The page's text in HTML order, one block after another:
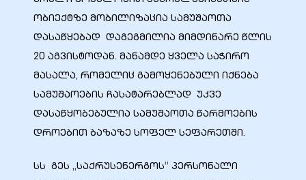
ობიექტზე მობილიზაცია სამუშაოთა
დასაწყებად დაგეგმილია მიმდინარე წლის
20 აგვისტოდან. მანამდე ყველა საჭირო
მასალა, რომელიც გამოყენებული იქნება
სამუშაოების ჩასატარებლად უკვე
დასაწყობებულია სამუშაოთა წარმოების
დროებით ბაზაზე სოფელ სეფარეთში.
სს გეს „საქრუსენერგოს“ პერსონალი